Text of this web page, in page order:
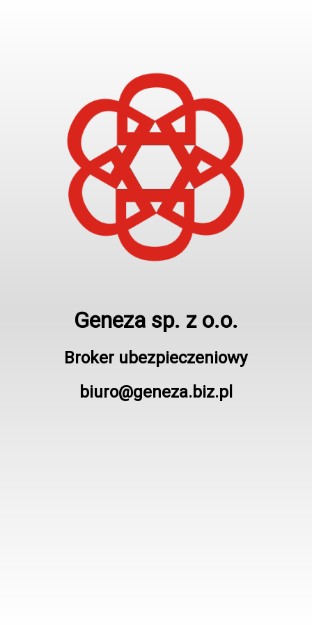
Geneza sp. z o.o.
Broker ubezpieczeniowy
biuro@geneza.biz.pl